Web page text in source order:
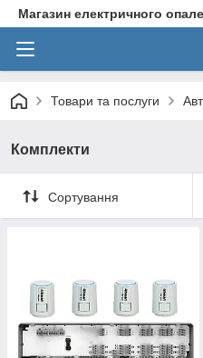
Магазин електричного
Товари та послуги
Комплекти
Сортування